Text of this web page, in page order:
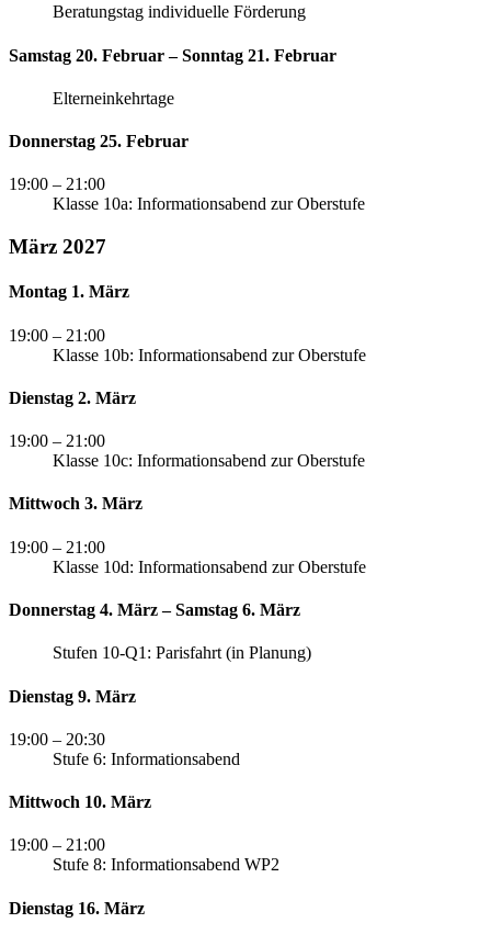
Beratungstag individuelle Förderung
Samstag 20. Februar – Sonntag 21. Februar
Elterneinkehrtage
Donnerstag 25. Februar
19:00 – 21:00
Klasse 10a: Informationsabend zur Oberstufe
März 2027
Montag 1. März
19:00 – 21:00
Klasse 10b: Informationsabend zur Oberstufe
Dienstag 2. März
19:00 – 21:00
Klasse 10c: Informationsabend zur Oberstufe
Mittwoch 3. März
19:00 – 21:00
Klasse 10d: Informationsabend zur Oberstufe
Donnerstag 4. März – Samstag 6. März
Stufen 10-Q1: Parisfahrt (in Planung)
Dienstag 9. März
19:00 – 20:30
Stufe 6: Informationsabend
Mittwoch 10. März
19:00 – 21:00
Stufe 8: Informationsabend WP2
Dienstag 16. März